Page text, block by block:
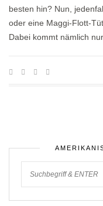
besten hin? Nun,
oder eine Maggi-Flott-
Dabei kommt nämlich